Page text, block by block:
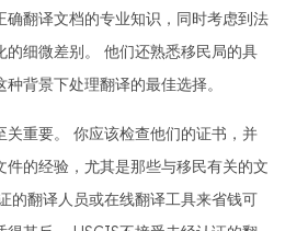
确翻译文档的专业知识，同时考虑到法
的细微差别。 他们还熟悉移民局的具
背景下处理翻译的最佳选择。
关重要。 你应该检查他们的证书，并
件的经验，尤其是那些与移民有关的文
的翻译人员或在线翻译工具来省钱可